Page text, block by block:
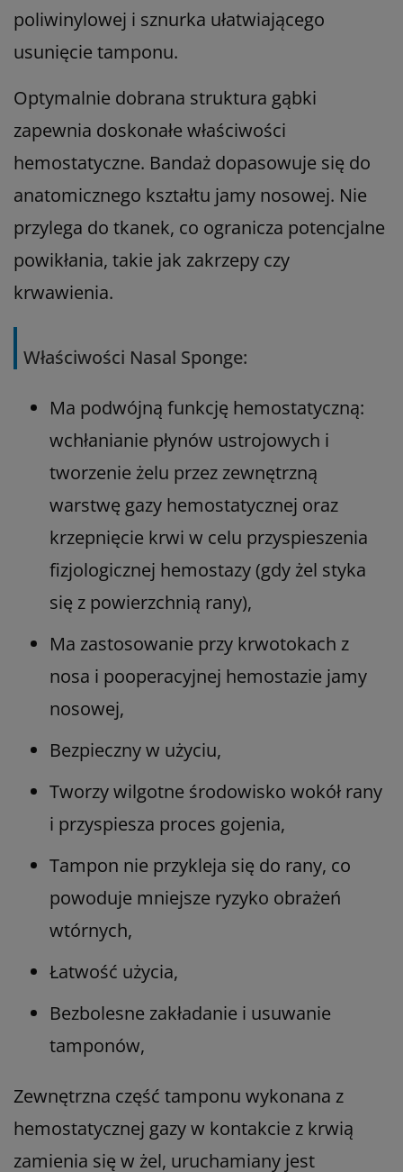
poliwinylowej i sznurka ułatwiającego
usunięcie tamponu.
Optymalnie dobrana struktura gąbki
zapewnia doskonałe właściwości
hemostatyczne. Bandaż dopasowuje się do
anatomicznego kształtu jamy nosowej. Nie
przylega do tkanek, co ogranicza potencjalne
powikłania, takie jak zakrzepy czy
krwawienia.
Właściwości Nasal Sponge:
Ma podwójną funkcję hemostatyczną:
wchłanianie płynów ustrojowych i
tworzenie żelu przez zewnętrzną
warstwę gazy hemostatycznej oraz
krzepnięcie krwi w celu przyspieszenia
fizjologicznej hemostazy (gdy żel styka
się z powierzchnią rany),
Ma zastosowanie przy krwotokach z
nosa i pooperacyjnej hemostazie jamy
nosowej,
Bezpieczny w użyciu,
Tworzy wilgotne środowisko wokół rany
i przyspiesza proces gojenia,
Tampon nie przykleja się do rany, co
powoduje mniejsze ryzyko obrażeń
wtórnych,
Łatwość użycia,
Bezbolesne zakładanie i usuwanie
tamponów,
Zewnętrzna część tamponu wykonana z
hemostatycznej gazy w kontakcie z krwią
zamienia się w żel, uruchamiany jest